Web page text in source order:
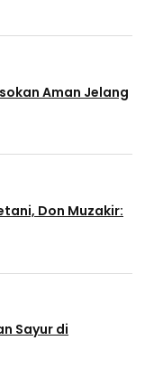
Aman Jelang
Don Muzakir:
Sayur di